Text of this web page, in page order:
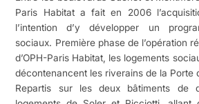
Paris Habitat a fait en 2006
l’intention d’y développer un
sociaux. Première phase de l’opération
d’OPH-Paris Habitat, les logements
décontenancent les riverains de la Porte
Repartis sur les deux bâtiments de